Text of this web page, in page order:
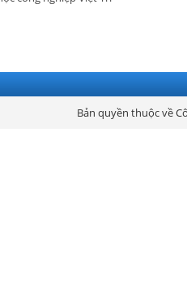
Bản quyền thuộc về